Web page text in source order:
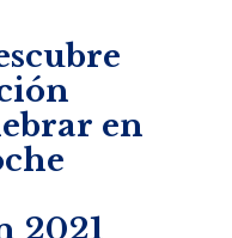
en
2021